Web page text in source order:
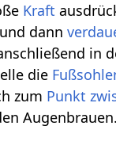
Kraft
und dann
in
die
zum Punkt
Augenbrauen.